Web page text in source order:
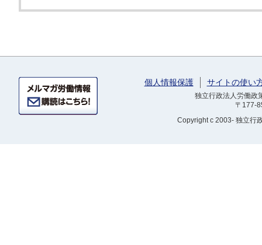
個人情報保護 サイトの使い
独立行政法人労働
〒177-
Copyright c 2003- 独立行